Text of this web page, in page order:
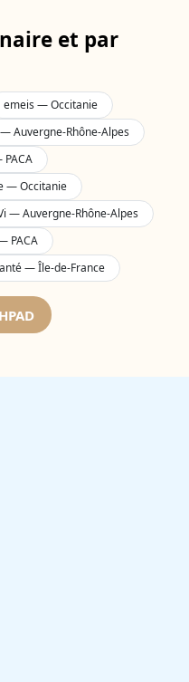
et par
emeis — Occitanie
Auvergne-Rhône-Alpes
— Occitanie
— Auvergne-Rhône-Alpes
PACA
— Île-de-France